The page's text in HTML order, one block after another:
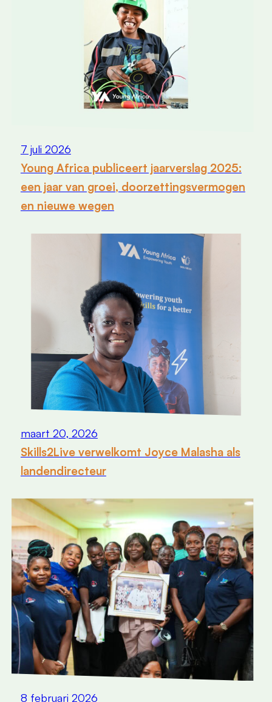
7 juli 2026
Young Africa publiceert jaarverslag 2025:
een jaar van groei, doorzettingsvermogen
en nieuwe wegen
maart 20, 2026
Skills2Live verwelkomt Joyce Malasha als
landendirecteur
8 februari 2026